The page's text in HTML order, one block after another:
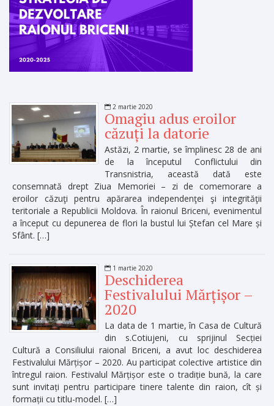
2 martie 2020
Omagiu adus eroilor
căzuți la datorie
Astăzi, 2 martie, se împlinesc 28 de ani
de la începutul Conflictului din
Transnistria, această dată este
consemnată drept Ziua Memoriei – zi de comemorare a
eroilor căzuţi pentru apărarea independenţei şi integrităţii
teritoriale a Republicii Moldova. În raionul Briceni, evenimentul
a început cu depunerea de flori la bustul lui Ștefan cel Mare și
Sfânt. […]
1 martie 2020
Deschiderea
Festivalului Mărțișor –
2020
La data de 1 martie, în Casa de Cultură
din s.Cotiujeni, cu sprijinul Secției
Cultură a Consiliului raional Briceni, a avut loc deschiderea
Festivalului Mărțișor – 2020. Au participat colective artistice din
întregul raion. Festivalul Mărțișor este o tradiție bună, la care
sunt invitați pentru participare tinere talente din raion, cît și
formații cu titlu-model. […]